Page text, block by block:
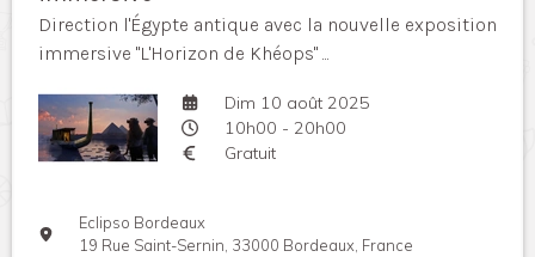
Direction l'Égypte antique avec la nouvelle exposition
immersive "L'Horizon de Khéops" ...
Dim 10 août 2025
10h00 - 20h00
Gratuit
Eclipso Bordeaux
19 Rue Saint-Sernin, 33000 Bordeaux, France